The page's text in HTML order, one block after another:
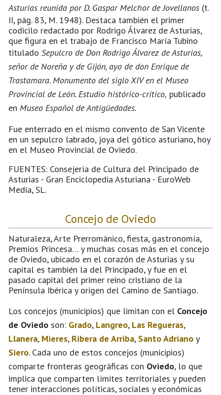
Asturias reunida por D. Gaspar Melchor de Jovellanos (t.
II, pág. 83, M. 1948). Destaca también el primer
codicilo redactado por Rodrigo Álvarez de Asturias,
que figura en el trabajo de Francisco María Tubino
titulado Sepulcro de Don Rodrigo Álvarez de Asturias,
señor de Noreña y de Gijón, ayo de don Enrique de
Trastamara. Monumento del siglo XIV en el Museo
Provincial de León. Estudio histórico-crítico, publicado
en Museo Español de Antigüedades.
Fue enterrado en el mismo convento de San Vicente
en un sepulcro labrado, joya del gótico asturiano, hoy
en el Museo Provincial de Oviedo.
FUENTES: Consejería de Cultura del Principado de
Asturias - Gran Enciclopedia Asturiana - EuroWeb
Media, SL.
Concejo de Oviedo
Naturaleza, Arte Prerrománico, fiesta, gastronomía,
Premios Princesa… y muchas cosas más en el concejo
de Oviedo, ubicado en el corazón de Asturias y su
capital es también la del Principado, y fue en el
pasado capital del primer reino cristiano de la
Península Ibérica y origen del Camino de Santiago.
Los concejos (municipios) que limitan con el Concejo
de Oviedo son: Grado, Langreo, Las Regueras,
Llanera, Mieres, Ribera de Arriba, Santo Adriano y
Siero. Cada uno de estos concejos (municipios)
comparte fronteras geográficas con Oviedo, lo que
implica que comparten límites territoriales y pueden
tener interacciones políticas, sociales y económicas